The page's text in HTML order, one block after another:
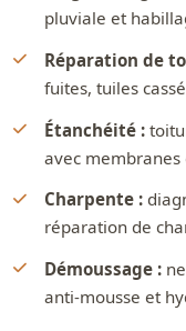
pluviale et
Réparation de
fuites, tuiles
Étanchéité :
avec
Charpente :
réparation de
Démoussage :
anti-mousse et